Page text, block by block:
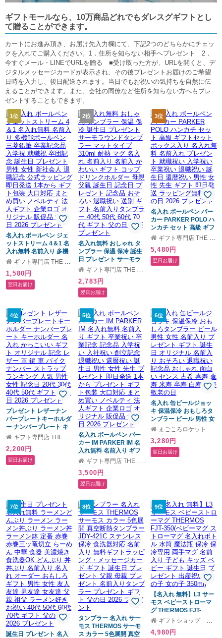
ギフトモールなら、10万商品どれでもダレスグギフトとし
て贈ることができます。
カートにお進み頂き、お届け先入力欄にて、下記2つのどちらかにチェッ
クを入れてご購入ください。1．住所を知らない相手へプレゼント 2．
今すぐメール・LINEでURLを贈る ■受け取った方が、URLを開くと、デ
ジタルメッセージカードが表示され、その後プレゼントお届けのご希望
日時を入力し、後日配送されます。当日でもお祝いの気持ちを自然に伝
えることができます。また、会社の同僚など住所を知らない方へもプレ
ゼントすることもできます。
1位
名入れ ボールペン ジェ
ットストリーム 4＆1 名
入れ無料 名前入り 多機
能ボールペン 三菱鉛筆
祝 卒団記念 誕生日 プレ
ゼント 男性 女性 新社会
人 退職記念 公式ラッピ
ギフト包装 大口対応 ま
とめ買い ノベルティ 法
人ギフト 企業ロゴ オリ
ジナル 販促品 父の日
2026 プレゼント
ギフト専門店 THE WOW
1,580円
翌日お届け
2位
名入れ無料 おしゃれ タ
ンブラー 保温 保冷 誕生
日 プレゼント サーモラ
ウンドタンブラー マッ
グ 名入れ 名前入り 名前
入 かわいい ギフト コッ
プ ドリンクホルダー 母
親 父親 誕生日 記念日 プ
レゼント 記念品 おそろ
い 退職祝い 送別 ギフト
名前入りタンブラー 40
代 50代 60代 70代 ギフ
ト 父の日 2026 プレゼン
ト
ギフト専門店 THE WOW
2,783円
翌日お届け
3位
名入れ ボールペン パー
カー PARKER POLO ハ
ンカチ セット 高級 ギフ
トセット ボックス入り
レゼント 就職祝い 入学
祝い 卒業祝い 退職祝い
誕生日 還暦祝い 男性 女
ギフト専門店 THE WOW
5,480円
翌日お届け
4位
プレゼント レザーナン
バープレートキーホルダ
ー ナンバープレート キ
ーホルダー 名入れ かっ
ル 記念 レザー 革 鍵 車
バイク ナンバー ストラ
ップ ランキング 人気 男
ギフト専門店 THE WOW
2,200円
翌日お届け
5位
名入れ ボールペン パー
カー IM PARKER IM 名
入れ無料 名前入り ギフ
ト 卒業祝い 卒業記念 記
創立記念 退職祝い 還暦
祝い 誕生日 男性 女性 先
生 プレゼント 即日発送
1本から プレゼント ギフ
ト包装 大口対応 まとめ
買い ノベルティ 法人ギ
フト 企業ロゴ オリジナ
ル 販促品 父の日 2026
プレゼント
ギフト専門店 THE WOW
3,500円
翌日お届け
6位
名入れ 缶ビールジョッ
キ 保温保冷 おもしろタ
ンブラー ビール 男性 女
性 名前入り プレゼント
ル 名前入り おそろい 退
職祝い 記念品 おしゃれ
面白い センス 古希 喜寿
まごころロケット
3,280円
翌日お届け
7位
誕生日 プレゼント 名入
8位
タンブラー 名入れ サー
モス THERMOS サーモ
ス カラー 5色展開 真空
9位
【名入れ 無料】L3 サー
モス ベビーストローマ
グ THERMOS FJT-
350(ベビーマグ ストロ
筒 魔法瓶 保冷 保冷専用
ギフトショップ ユーユ
4,980円